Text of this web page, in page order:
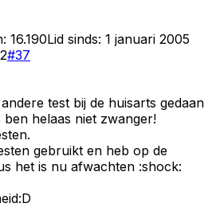
16.190Lid sinds: 1 januari 2005
#37
test bij de huisarts gedaan
ben helaas niet zwanger!
gebruikt en heb op de
het is nu afwachten :shock: